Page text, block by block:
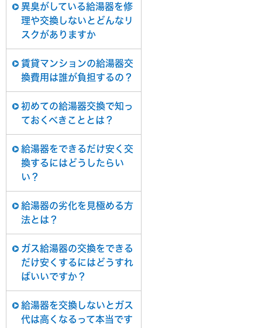
異臭がしている給湯器を修
理や交換しないとどんなリ
スクがありますか
賃貸マンションの給湯器交
換費用は誰が負担するの？
初めての給湯器交換で知っ
ておくべきこととは？
給湯器をできるだけ安く交
換するにはどうしたらい
い？
給湯器の劣化を見極める方
法とは？
ガス給湯器の交換をできる
だけ安くするにはどうすれ
ばいいですか？
給湯器を交換しないとガス
代は高くなるって本当です